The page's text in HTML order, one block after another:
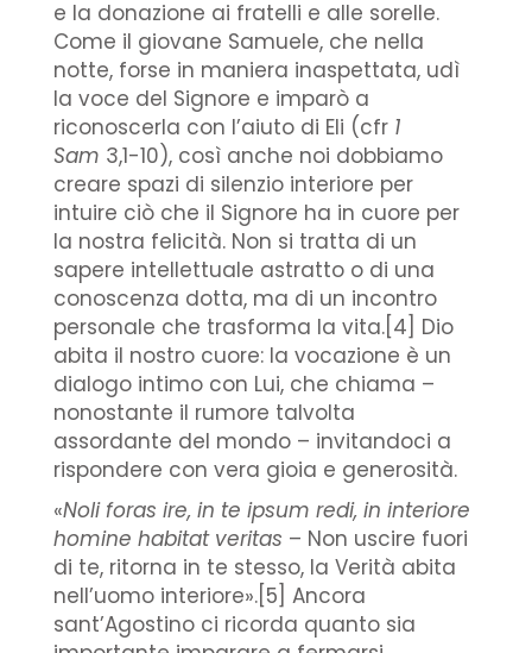
e la donazione ai fratelli e alle sorelle.
Come il giovane Samuele, che nella
notte, forse in maniera inaspettata, udì
la voce del Signore e imparò a
riconoscerla con l’aiuto di Eli (cfr 1
Sam 3,1-10), così anche noi dobbiamo
creare spazi di silenzio interiore per
intuire ciò che il Signore ha in cuore per
la nostra felicità. Non si tratta di un
sapere intellettuale astratto o di una
conoscenza dotta, ma di un incontro
personale che trasforma la vita.[4] Dio
abita il nostro cuore: la vocazione è un
dialogo intimo con Lui, che chiama –
nonostante il rumore talvolta
assordante del mondo – invitandoci a
rispondere con vera gioia e generosità.
«Noli foras ire, in te ipsum redi, in interiore
homine habitat veritas – Non uscire fuori
di te, ritorna in te stesso, la Verità abita
nell’uomo interiore».[5] Ancora
sant’Agostino ci ricorda quanto sia